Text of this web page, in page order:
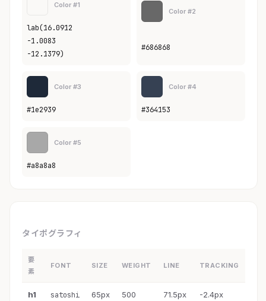
Color #1
lab(16.0912
-1.0083
-12.1379)
Color #2
#686868
Color #3
#1e2939
Color #4
#364153
Color #5
#a8a8a8
タイポグラフィ
要
素
FONT SIZE WEIGHT LINE TRACKING
h1 satoshi 65px 500 71.5px -2.4px